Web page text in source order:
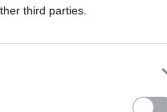
third parties.
08:32